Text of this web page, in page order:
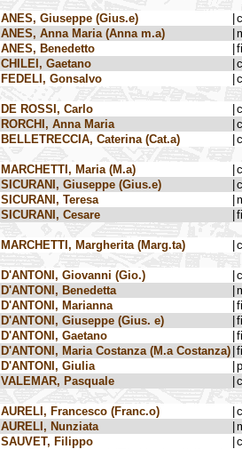
ANES, Giuseppe (Gius.e)
ANES, Anna Maria (Anna m.a)
ANES, Benedetto
CHILEI, Gaetano
FEDELI, Gonsalvo
DE ROSSI, Carlo
RORCHI, Anna Maria
BELLETRECCIA, Caterina (Cat.a)
MARCHETTI, Maria (M.a)
SICURANI, Giuseppe (Gius.e)
SICURANI, Teresa
SICURANI, Cesare
MARCHETTI, Margherita (Marg.ta)
D'ANTONI, Giovanni (Gio.)
D'ANTONI, Benedetta
D'ANTONI, Marianna
D'ANTONI, Giuseppe (Gius. e)
D'ANTONI, Gaetano
D'ANTONI, Maria Costanza (M.a Costanza)
D'ANTONI, Giulia
VALEMAR, Pasquale
AURELI, Francesco (Franc.o)
AURELI, Nunziata
SAUVET, Filippo